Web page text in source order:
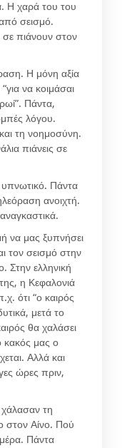
Η χαρά του του
σεισμό.
πιάνουν στον
Η μόνη αξία
να κοιμάσαι
Πάντα,
λόγου.
τη νοημοσύνη.
πιάνεις σε
υπνωτικό. Πάντα
ανοιχτή.
να μας ξυπνήσει
τον σεισμό στην
Στην ελληνική
η Κεφαλονιά
ότι “ο καιρός
μετά το
θα χαλάσει
κακός μας ο
Αλλά και
ώρες πριν,
τη
στον Αίνο. Πού
Πάντα